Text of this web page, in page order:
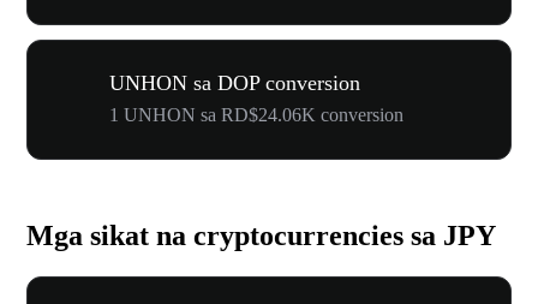
UNHON sa DOP conversion
1 UNHON sa RD$24.06K conversion
Mga sikat na cryptocurrencies sa JPY